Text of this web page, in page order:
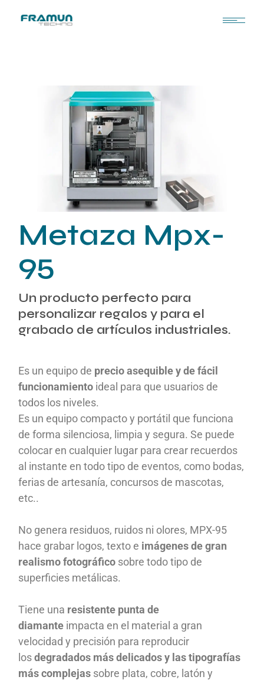
Metaza Mpx-
95
Un producto perfecto para
personalizar regalos y para el
grabado de artículos industriales.
Es un equipo de precio asequible y de fácil
funcionamiento ideal para que usuarios de
todos los niveles.
Es un equipo compacto y portátil que funciona
de forma silenciosa, limpia y segura. Se puede
colocar en cualquier lugar para crear recuerdos
al instante en todo tipo de eventos, como bodas,
ferias de artesanía, concursos de mascotas,
etc..
No genera residuos, ruidos ni olores, MPX-95
hace grabar logos, texto e imágenes de gran
realismo fotográfico sobre todo tipo de
superficies metálicas.
Tiene una resistente punta de
diamante impacta en el material a gran
velocidad y precisión para reproducir
losdegradados más delicados y las tipografías
más complejas sobre plata, cobre, latón y